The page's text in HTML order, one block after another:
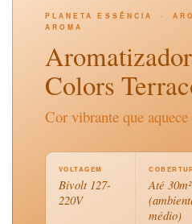
PLANETA ESSÊNCIA ·
AROMA
Colors
Cor vibrante que
VOLTAGEM
Bivolt 127-
220V
Até 30m²
médio)